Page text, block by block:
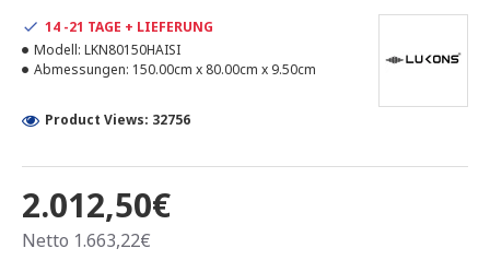
2.012,50€
Netto 1.663,22€
14 -21 TAGE + LIEFERUNG
Modell: LKN80150HAISI
Abmessungen: 150.00cm x 80.00cm x 9.50cm
Product Views: 32756